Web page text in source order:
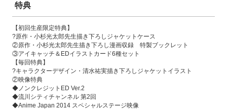
特典
【初回生産限定特典】
?原作・小杉光太郎先生描き下ろしジャケットケース
②原作・小杉光太郎先生描き下ろし漫画収録 特製ブックレット
③アイキャッチ＆EDイラストカード6種セット
【毎回特典】
?キャラクターデザイン・清水祐実描き下ろしジャケットイラスト
②映像特典
◆ノンクレジットED Ver.2
◆流川シティチャンネル 第2回
◆Anime Japan 2014 スペシャルステージ映像